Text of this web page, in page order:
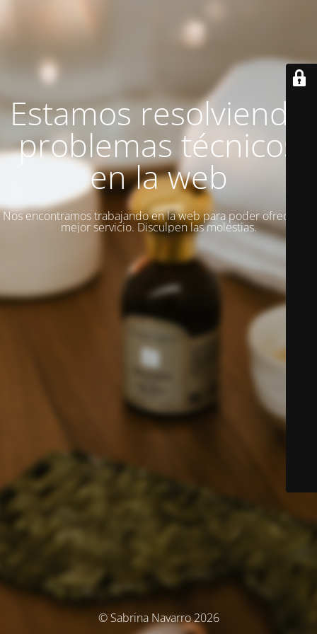
Estamos resolviendo
problemas técnicos
en la web
Nos encontramos trabajando en la web para poder ofrecer un
mejor servicio. Disculpen las molestias.
© Sabrina Navarro 2026